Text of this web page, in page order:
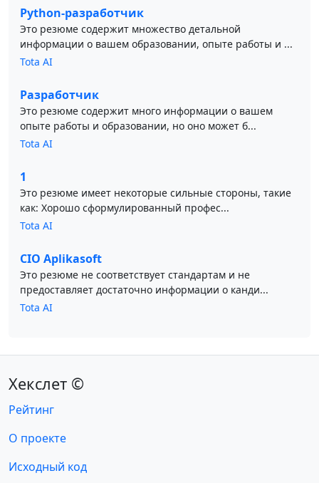
Python-разработчик
Это резюме содержит множество детальной
информации о вашем образовании, опыте работы и ...
Tota AI
Разработчик
Это резюме содержит много информации о вашем
опыте работы и образовании, но оно может б...
Tota AI
1
Это резюме имеет некоторые сильные стороны, такие
как: Хорошо сформулированный профес...
Tota AI
CIO Aplikasoft
Это резюме не соответствует стандартам и не
предоставляет достаточно информации о канди...
Tota AI
Хекслет ©
Рейтинг
О проекте
Исходный код